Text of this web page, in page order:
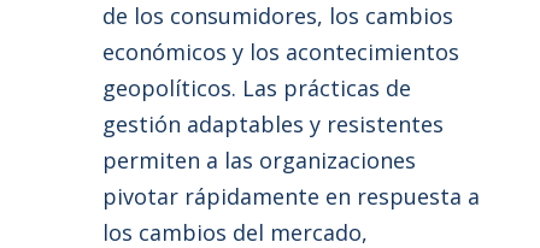
de los consumidores, los cambios
económicos y los acontecimientos
geopolíticos. Las prácticas de
gestión adaptables y resistentes
permiten a las organizaciones
pivotar rápidamente en respuesta a
los cambios del mercado,